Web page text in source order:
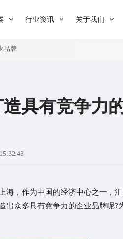
行业资讯 关于我们
品牌
具有竞争力
，作为中国的经济中心之一，
出众多具有竞争力的企业品牌呢?